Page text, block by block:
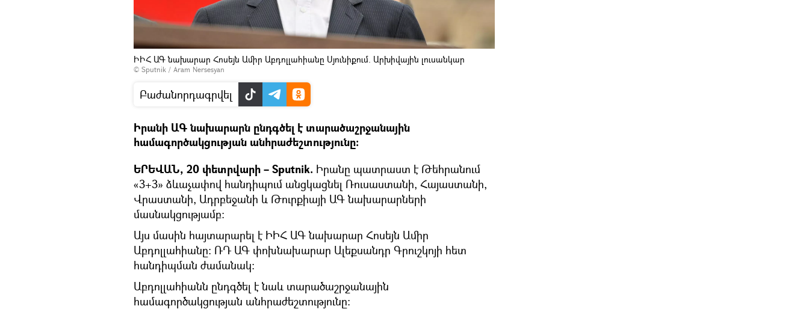
ԻԻՀ ԱԳ նախարար Հոսեյն Ամիր Աբդոլլահիանը Սյունիքում. Արխիվային լուսանկար
© Sputnik / Aram Nersesyan
Բաժանորդագրվել
Իրանի ԱԳ նախարարն ընդգծել է տարածաշրջանային
համագործակցության անհրաժեշտությունը։
ԵՐԵՎԱՆ, 20 փետրվարի – Sputnik. Իրանը պատրաստ է Թեհրանում
«3+3» ձևաչափով հանդիպում անցկացնել Ռուսաստանի, Հայաստանի,
Վրաստանի, Ադրբեջանի և Թուրքիայի ԱԳ նախարարների
մասնակցությամբ։
Այս մասին հայտարարել է ԻԻՀ ԱԳ նախարար Հոսեյն Ամիր
Աբդոլլահիանը։ ՌԴ ԱԳ փոխնախարար Ալեքսանդր Գրուշկոյի հետ
հանդիպման ժամանակ։
Աբդոլլահիանն ընդգծել է նաև տարածաշրջանային
համագործակցության անհրաժեշտությունը։